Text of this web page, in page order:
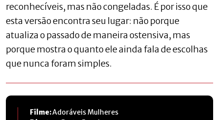
reconhecíveis, mas não congeladas. É por isso que
esta versão encontra seu lugar: não porque
atualiza o passado de maneira ostensiva, mas
porque mostra o quanto ele ainda fala de escolhas
que nunca foram simples.
Filme:Adoráveis Mulheres